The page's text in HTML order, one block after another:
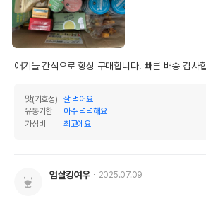
애기들 간식으로 항상 구매합니다. 빠른 배송 감사
맛(기호성)
잘 먹어요
유통기한
아주 넉넉해요
가성비
최고에요
엄살킹여우 2025.07.09